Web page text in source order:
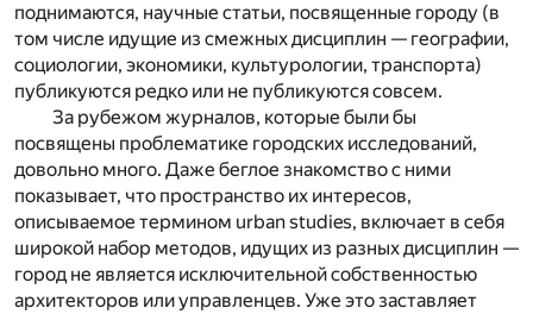
поднимаются, научные статьи, посвященные городу (в
том числе идущие из смежных дисциплин — географии,
социологии, экономики, культурологии, транспорта)
публикуются редко или не публикуются совсем.
За рубежом журналов, которые были бы
посвящены проблематике городских исследований,
довольно много. Даже беглое знакомство с ними
показывает, что пространство их интересов,
описываемое термином urban studies, включает в себя
широкой набор методов, идущих из разных дисциплин —
город не является исключительной собственностью
архитекторов или управленцев. Уже это заставляет